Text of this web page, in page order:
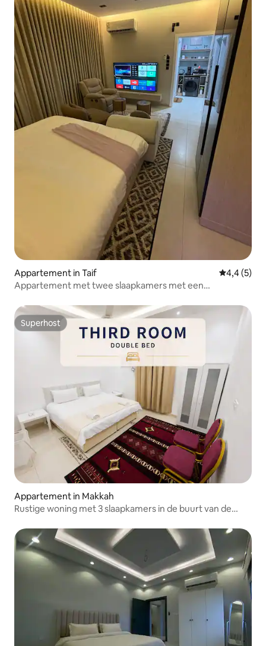
Appartement in Taif
4,4 (5)
Appartement met twee slaapkamers met een
Superhost
Superhost
Appartement in Makkah
Rustige woning met 3 slaapkamers in de buurt van de